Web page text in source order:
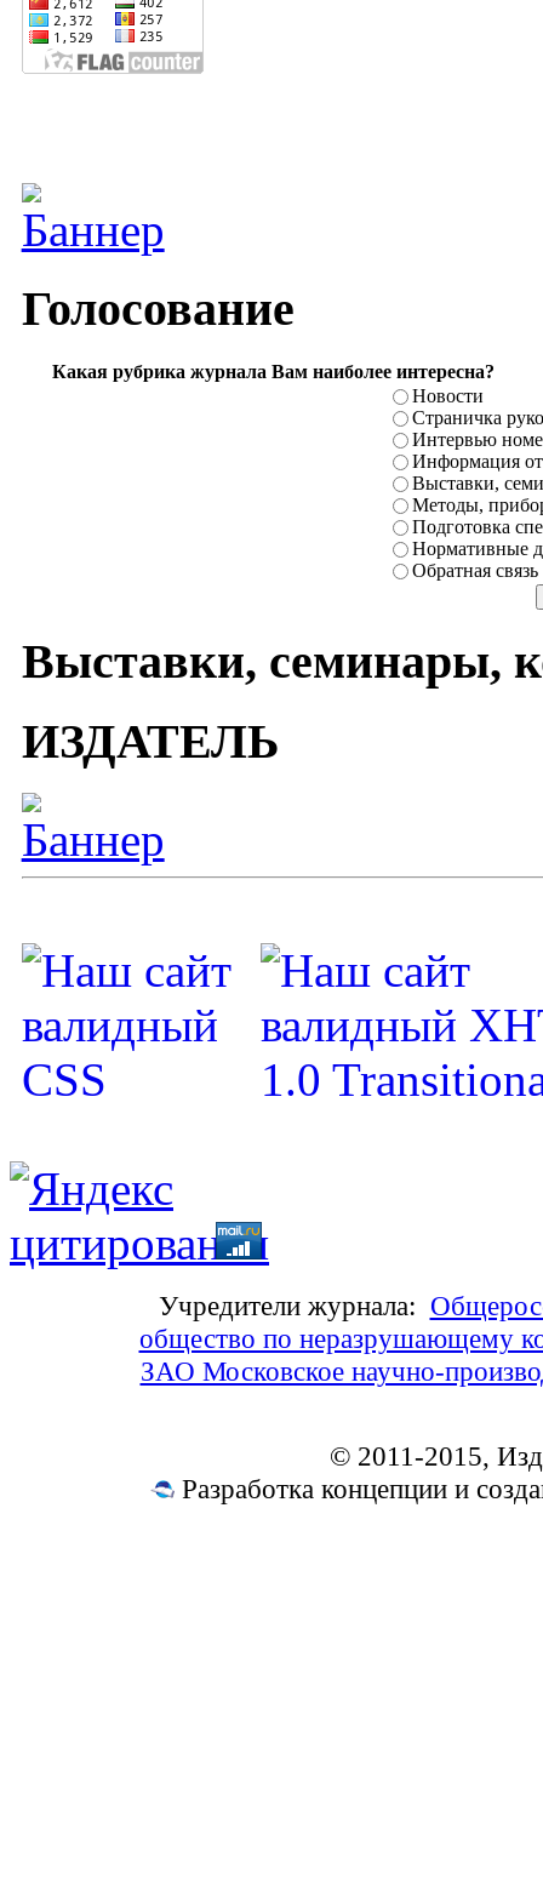
Голосование
Какая рубрика журнала Вам наиболее интересна?
Новости
Страничка
Интервью
Информация
Выставки,
Методы,
Подготовка
Нормативные
Обратная связь
Выставки, семинары,
ИЗДАТЕЛЬ
Учредители журнала:
общество по неразрушающему
ЗАО Московское научно-
© 2011-2015,
Разработка концепции и